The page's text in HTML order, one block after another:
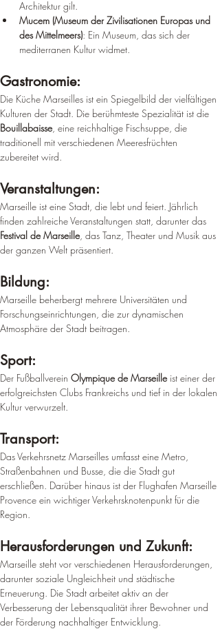
Architektur gilt.
Mucem (Museum der Zivilisationen Europas und
des Mittelmeers): Ein Museum, das sich der
mediterranen Kultur widmet.
Gastronomie:
Die Küche Marseilles ist ein Spiegelbild der vielfältigen
Kulturen der Stadt. Die berühmteste Spezialität ist die
Bouillabaisse, eine reichhaltige Fischsuppe, die
traditionell mit verschiedenen Meeresfrüchten
zubereitet wird.
Veranstaltungen:
Marseille ist eine Stadt, die lebt und feiert. Jährlich
finden zahlreiche Veranstaltungen statt, darunter das
Festival de Marseille, das Tanz, Theater und Musik aus
der ganzen Welt präsentiert.
Bildung:
Marseille beherbergt mehrere Universitäten und
Forschungseinrichtungen, die zur dynamischen
Atmosphäre der Stadt beitragen.
Sport:
Der Fußballverein Olympique de Marseille ist einer der
erfolgreichsten Clubs Frankreichs und tief in der lokalen
Kultur verwurzelt.
Transport:
Das Verkehrsnetz Marseilles umfasst eine Metro,
Straßenbahnen und Busse, die die Stadt gut
erschließen. Darüber hinaus ist der Flughafen Marseille
Provence ein wichtiger Verkehrsknotenpunkt für die
Region.
Herausforderungen und Zukunft:
Marseille steht vor verschiedenen Herausforderungen,
darunter soziale Ungleichheit und städtische
Erneuerung. Die Stadt arbeitet aktiv an der
Verbesserung der Lebensqualität ihrer Bewohner und
der Förderung nachhaltiger Entwicklung.